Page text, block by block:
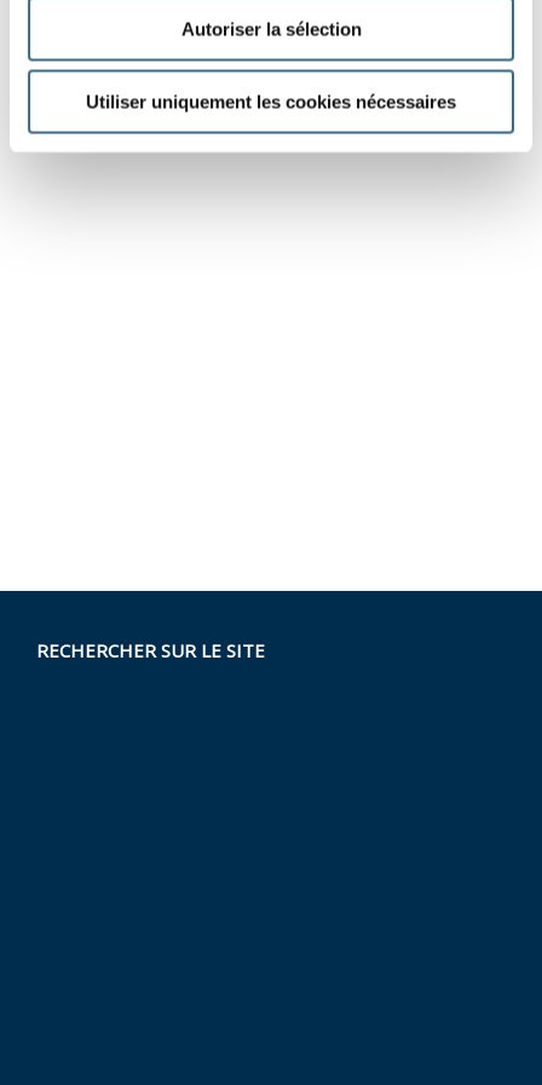
Autoriser la sélection
Utiliser uniquement les cookies nécessaires
RECHERCHER SUR LE SITE